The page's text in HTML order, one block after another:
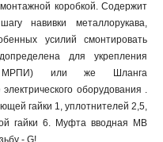
коробкой. Содержит
навивки металлорукава,
усилий смонтировать
для укрепления
МРПИ) или же Шланга
оборудования .
гайки 1, уплотнителей 2,5,
гайки 6. Муфта вводная МВ
- G!